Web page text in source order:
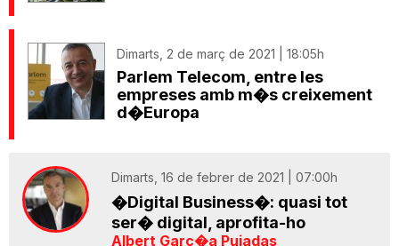
Dimarts, 2 de març de 2021 | 18:05h
Parlem Telecom, entre les
empreses amb m�s creixement
d�Europa
Dimarts, 16 de febrer de 2021 | 07:00h
�Digital Business�: quasi tot
ser� digital, aprofita-ho
Albert Garc�a Pujadas